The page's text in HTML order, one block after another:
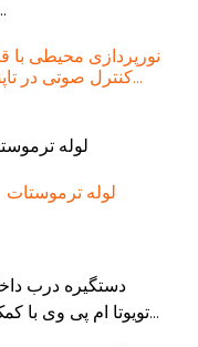
نورپردازی محیطی با
کنترل صوتی در تاپنگ...
لوله ترموستات